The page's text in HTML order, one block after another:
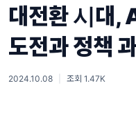
대전환 시대,
도전과 정책
2024.10.08 조회 1.47K